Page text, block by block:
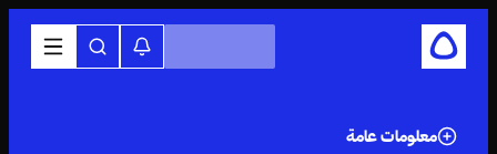
معلومات عامة